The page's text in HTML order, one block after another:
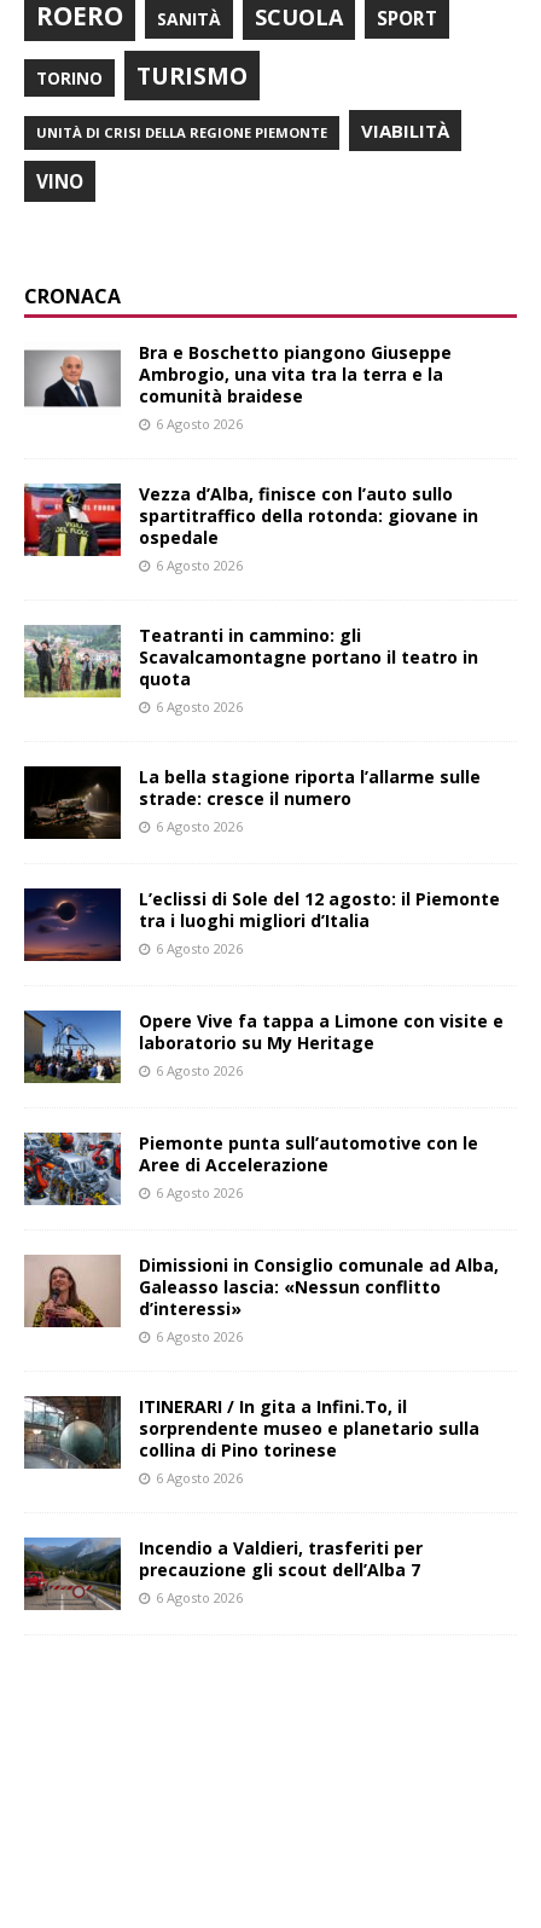
ROERO SANITÀ SCUOLA SPORT
TORINO TURISMO
UNITÀ DI CRISI DELLA REGIONE PIEMONTE VIABILITÀ
VINO
CRONACA
Bra e Boschetto piangono Giuseppe
Ambrogio, una vita tra la terra e la
comunità braidese
6 Agosto 2026
Vezza d’Alba, finisce con l’auto sullo
spartitraffico della rotonda: giovane in
ospedale
6 Agosto 2026
Teatranti in cammino: gli
Scavalcamontagne portano il teatro in
quota
6 Agosto 2026
La bella stagione riporta l’allarme sulle
strade: cresce il numero
6 Agosto 2026
L’eclissi di Sole del 12 agosto: il Piemonte
tra i luoghi migliori d’Italia
6 Agosto 2026
Opere Vive fa tappa a Limone con visite e
laboratorio su My Heritage
6 Agosto 2026
Piemonte punta sull’automotive con le
Aree di Accelerazione
6 Agosto 2026
Dimissioni in Consiglio comunale ad Alba,
Galeasso lascia: «Nessun conflitto
d’interessi»
6 Agosto 2026
ITINERARI / In gita a Infini.To, il
sorprendente museo e planetario sulla
collina di Pino torinese
6 Agosto 2026
Incendio a Valdieri, trasferiti per
precauzione gli scout dell’Alba 7
6 Agosto 2026